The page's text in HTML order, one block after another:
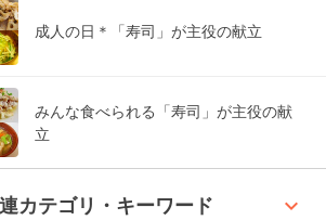
成人の日＊「寿司」が主役の献立
みんな食べられる「寿司」が主役の献
立
カテゴリ・キーワード keyboard_arrow_up